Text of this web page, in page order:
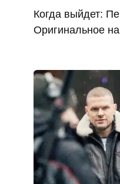
Когда выйдет:
Оригинальное